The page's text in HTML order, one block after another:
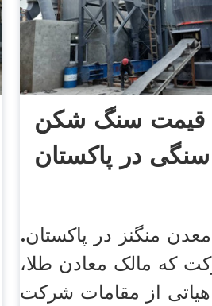
قیمت سنگ شکن
سنگی در پاکستان
منگنز در پاکستان.
که مالک معادن طلا،
از مقامات شرکت